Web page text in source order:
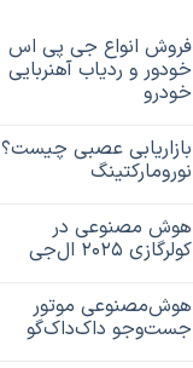
فروش انواع جی پی اس
خودور و ردیاب آهنربایی
خودرو
بازاریابی عصبی چیست؟
نورومارکتینگ
هوش مصنوعی در
کولرگازی ۲۰۲۵ ال‌جی
هوش‌مصنوعی موتور
جست‌و‌جو داک‌داک‌گو